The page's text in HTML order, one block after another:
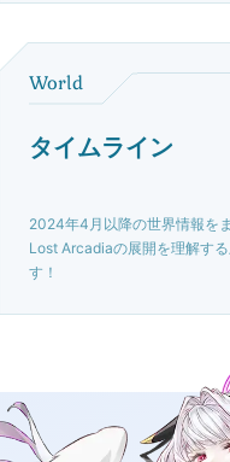
World
タイムライン
2024年4月以降の世界情報を
Lost Arcadiaの展開を理解す
す！